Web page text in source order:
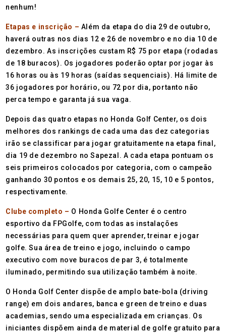
nenhum!
Etapas e inscrição – Além da etapa do dia 29 de outubro,
haverá outras nos dias 12 e 26 de novembro e no dia 10 de
dezembro. As inscrições custam R$ 75 por etapa (rodadas
de 18 buracos). Os jogadores poderão optar por jogar às
16 horas ou às 19 horas (saídas sequenciais). Há limite de
36 jogadores por horário, ou 72 por dia, portanto não
perca tempo e garanta já sua vaga.
Depois das quatro etapas no Honda Golf Center, os dois
melhores dos rankings de cada uma das dez categorias
irão se classificar para jogar gratuitamente na etapa final,
dia 19 de dezembro no Sapezal. A cada etapa pontuam os
seis primeiros colocados por categoria, com o campeão
ganhando 30 pontos e os demais 25, 20, 15, 10 e 5 pontos,
respectivamente.
Clube completo – O Honda Golfe Center é o centro
esportivo da FPGolfe, com todas as instalações
necessárias para quem quer aprender, treinar e jogar
golfe. Sua área de treino e jogo, incluindo o campo
executivo com nove buracos de par 3, é totalmente
iluminado, permitindo sua utilização também à noite.
O Honda Golf Center dispõe de amplo bate-bola (driving
range) em dois andares, banca e green de treino e duas
academias, sendo uma especializada em crianças. Os
iniciantes dispõem ainda de material de golfe gratuito para